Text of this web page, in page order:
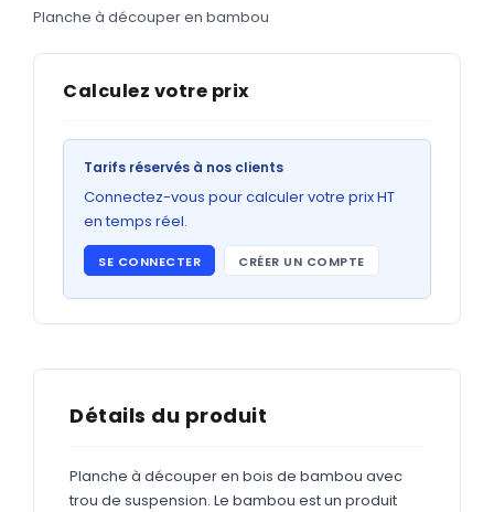
GRAND FORMAT
Abribus
ADHÉSIFS
Planche à découper en bambou
Calculez votre prix
Tarifs réservés à nos clients
Connectez-vous pour calculer votre prix HT
en temps réel.
SE CONNECTER CRÉER UN COMPTE
Détails du produit
Planche à découper en bois de bambou avec
trou de suspension. Le bambou est un produit